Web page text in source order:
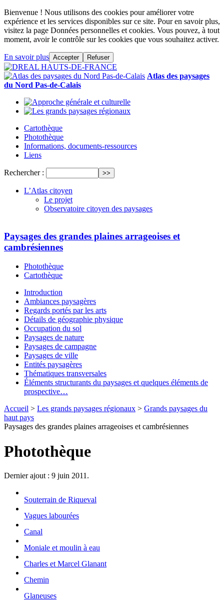
Bienvenue ! Nous utilisons des cookies pour améliorer votre
expérience et les services disponibles sur ce site. Pour en savoir plus,
visitez la page Données personnelles et cookies. Vous pouvez, à tout
moment, avoir le contrôle sur les cookies que vous souhaitez activer.
En savoir plus Accepter Refuser
Atlas des paysages
du Nord Pas-de-Calais
Cartothèque
Photothèque
Informations, documents-ressources
Liens
Rechercher :
L’Atlas citoyen
Le projet
Observatoire citoyen des paysages
Paysages des grandes plaines arrageoises et
cambrésiennes
Photothèque
Cartothèque
Introduction
Ambiances paysagères
Regards portés par les arts
Détails de géographie physique
Occupation du sol
Paysages de nature
Paysages de campagne
Paysages de ville
Entités paysagères
Thématiques transversales
Éléments structurants du paysages et quelques éléments de
prospective…
Accueil > Les grands paysages régionaux > Grands paysages du
haut pays
Paysages des grandes plaines arrageoises et cambrésiennes
Photothèque
Dernier ajout : 9 juin 2011.
Souterrain de Riqueval
Vagues labourées
Canal
Moniale et moulin à eau
Charles et Marcel Glanant
Chemin
Glaneuses